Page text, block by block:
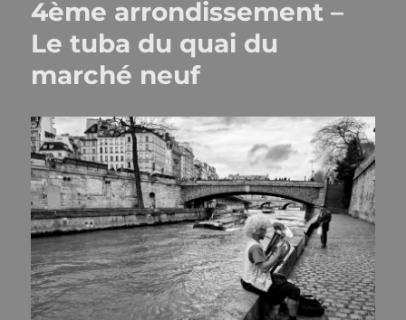
4ème arrondissement –
Le tuba du quai du
marché neuf